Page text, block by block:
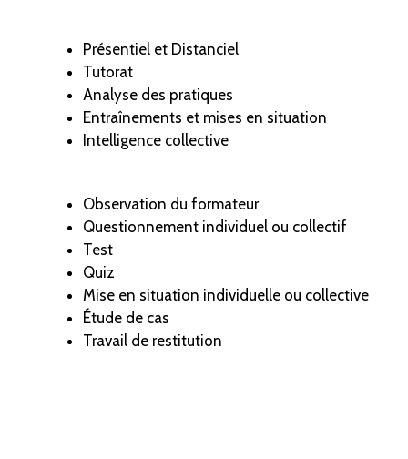
Présentiel et Distanciel
Tutorat
Analyse des pratiques
Entraînements et mises en situation
Intelligence collective
Observation du formateur
Questionnement individuel ou collectif
Test
Quiz
Mise en situation individuelle ou collective
Étude de cas
Travail de restitution